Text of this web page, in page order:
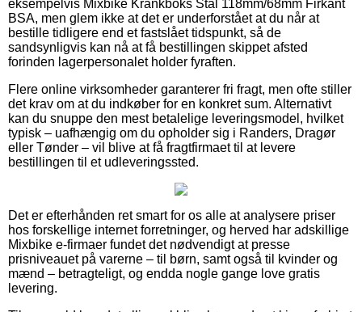
eksempelvis Mixbike Krankboks Stål 118mm/68mm Firkant
BSA, men glem ikke at det er underforstået at du når at
bestille tidligere end et fastslået tidspunkt, så de
sandsynligvis kan nå at få bestillingen skippet afsted
forinden lagerpersonalet holder fyraften.
Flere online virksomheder garanterer fri fragt, men ofte stiller
det krav om at du indkøber for en konkret sum. Alternativt
kan du snuppe den mest betalelige leveringsmodel, hvilket
typisk – uafhængig om du opholder sig i Randers, Dragør
eller Tønder – vil blive at få fragtfirmaet til at levere
bestillingen til et udleveringssted.
Det er efterhånden ret smart for os alle at analysere priser
hos forskellige internet forretninger, og herved har adskillige
Mixbike e-firmaer fundet det nødvendigt at presse
prisniveauet på varerne – til børn, samt også til kvinder og
mænd – betragteligt, og endda nogle gange love gratis
levering.